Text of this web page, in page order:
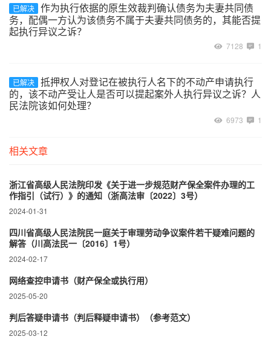
已解决 作为执行依据的原生效裁判确认债务为夫妻共同债
务，配偶一方认为该债务不属于夫妻共同债务的，其能否提
起执行异议之诉？
7128 1
已解决 抵押权人对登记在被执行人名下的不动产申请执行
的，该不动产受让人是否可以提起案外人执行异议之诉？人
民法院该如何处理？
6973 1
相关文章
浙江省高级人民法院印发《关于进一步规范财产保全案件办理的工
作指引（试行）》的通知（浙高法审〔2022〕3号）
2024-01-31
四川省高级人民法院民一庭关于审理劳动争议案件若干疑难问题的
解答（川高法民一〔2016〕1号）
2024-02-17
网络查控申请书（财产保全或执行用）
2025-05-20
判后答疑申请书（判后释疑申请书）（参考范文）
2025-03-12